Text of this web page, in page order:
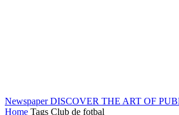
Newspaper DISCOVER THE ART OF
Home Tags Club de fotbal